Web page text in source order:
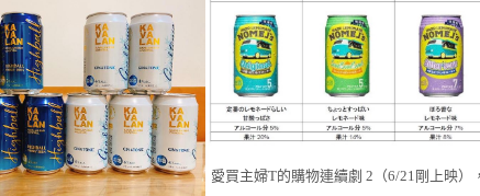
愛買主婦T的購物連續劇 2（6/21剛上映），